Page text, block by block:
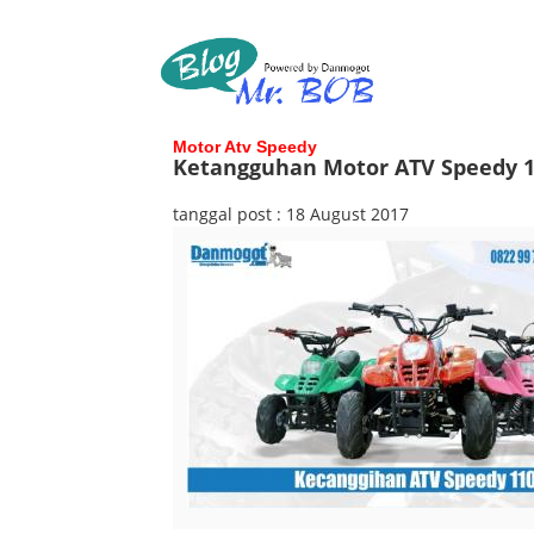
Motor Atv Speedy
Ketangguhan Motor ATV Speedy
tanggal post : 18 August 2017